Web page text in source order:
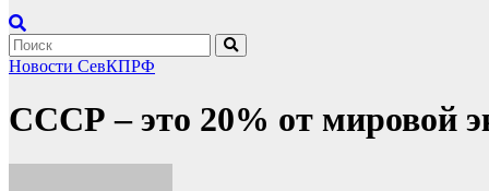
Новости СевКПРФ
СССР – это 20% от мировой